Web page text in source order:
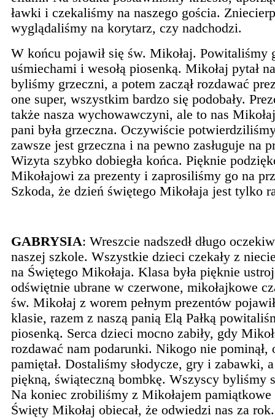
ławki i czekaliśmy na naszego gościa.
wyglądaliśmy na korytarz, czy nadchodzi.
W końcu pojawił się św. Mikołaj. Powitaliśmy
uśmiechami i wesołą piosenką. Mikołaj pytał
byliśmy grzeczni, a potem zaczął rozdawać
one super, wszystkim bardzo się podobały.
także nasza wychowawczyni, ale to nas
pani była grzeczna. Oczywiście
zawsze jest grzeczna i na pewno zasługuje na
Wizyta szybko dobiegła końca. Pięknie
Mikołajowi za prezenty i zaprosiliśmy go na
Szkoda, że dzień świętego Mikołaja jest tylko
GABRYSIA: Wreszcie nadszedł długo
naszej szkole. Wszystkie dzieci czekały z
na Świętego Mikołaja. Klasa była pięknie
odświętnie ubrane w czerwone, mikołajkowe
św. Mikołaj z worem pełnym prezentów
klasie, razem z naszą panią Elą Pałką
piosenką. Serca dzieci mocno zabiły, gdy
rozdawać nam podarunki. Nikogo nie pominął,
pamiętał. Dostaliśmy słodycze, gry i zabawki,
piękną, świąteczną bombkę. Wszyscy byliśmy
Na koniec zrobiliśmy z Mikołajem pamiątkowe
Święty Mikołaj obiecał, że odwiedzi nas za rok.